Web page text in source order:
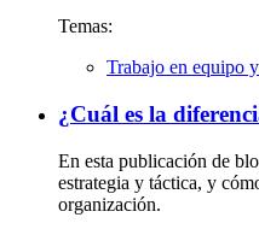
Temas:
Trabajo en equipo
¿Cuál es la
En esta publicación de
estrategia y táctica, y
organización.